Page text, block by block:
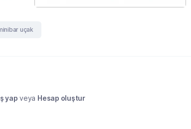
uçak
yap veya Hesap oluştur